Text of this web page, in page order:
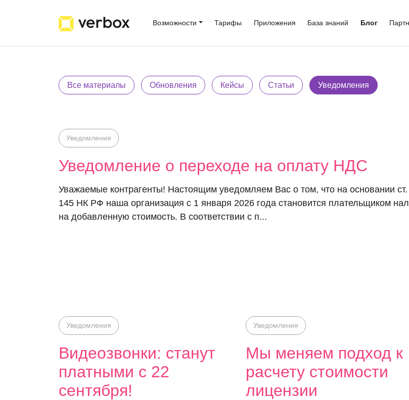
Возможности Тарифы Приложения База знаний Блог
Все материалы Обновления Кейсы Статьи Уведомления
Уведомления
Уведомление о переходе на оплату НДС
Уважаемые контрагенты! Настоящим уведомляем Вас о том, что на основании ст.
145 НК РФ наша организация с 1 января 2026 года становится плательщиком
на добавленную стоимость. В соответствии с п...
Уведомления
Видеозвонки: станут
платными с 22
сентября!
Уведомления
Мы меняем подход к
расчету стоимости
лицензии